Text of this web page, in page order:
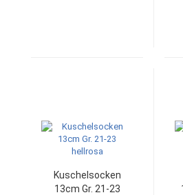
Kuschelsocken
13cm Gr. 21-23